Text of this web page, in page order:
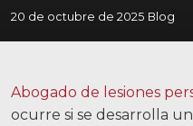
Accidentes
20 de octubre de 2025 Blog
Abogado de lesiones
ocurre si se desarrolla